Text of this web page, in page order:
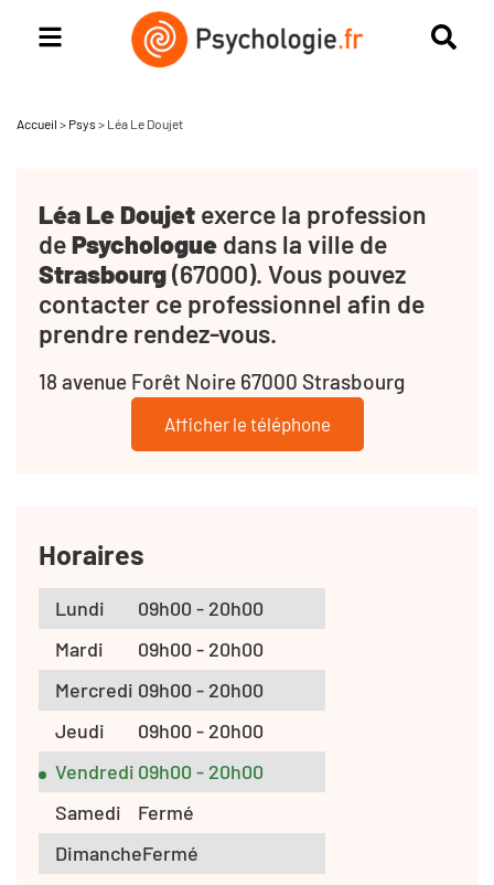
Accueil > Psys > Léa Le Doujet
Léa Le Doujet exerce la profession
dePsychologue dans la ville de
Strasbourg(67000). Vous pouvez
contacter ce professionnel afin de
prendre rendez-vous.
18 avenue Forêt Noire 67000 Strasbourg
Afficher le téléphone
Horaires
Lundi
09h00 - 20h00
Mardi
09h00 - 20h00
Mercredi 09h00 - 20h00
Jeudi
09h00 - 20h00
Vendredi 09h00 - 20h00
Samedi
Fermé
DimancheFermé